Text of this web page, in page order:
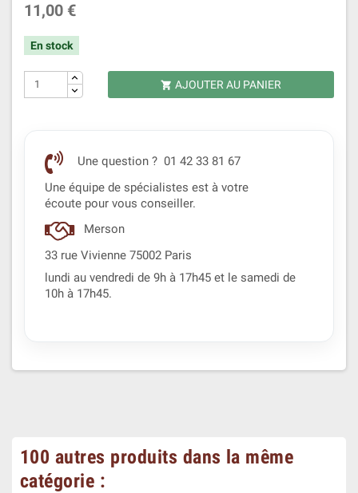
11,00 €
En stock
 AJOUTER AU PANIER
Une question ? 01 42 33 81 67
Une équipe de spécialistes est à votre
écoute pour vous conseiller.
Merson
33 rue Vivienne 75002 Paris
lundi au vendredi de 9h à 17h45 et le samedi de
10h à 17h45.
100 autres produits dans la même
catégorie :